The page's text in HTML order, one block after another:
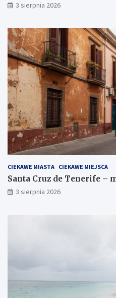
3 sierpnia 2026
CIEKAWE MIASTA CIEKAWE MIEJSCA
Santa Cruz de Tenerife –
3 sierpnia 2026